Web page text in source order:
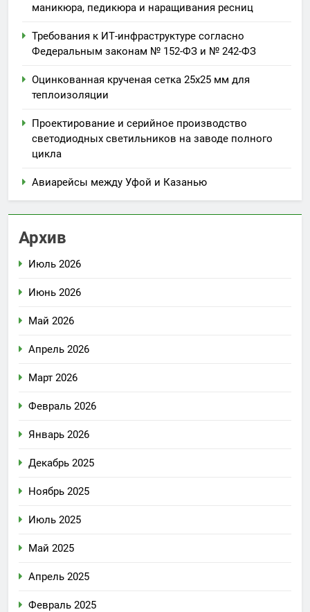
маникюра, педикюра и наращивания ресниц
Требования к ИТ-инфраструктуре согласно
Федеральным законам № 152-ФЗ и № 242-ФЗ
Оцинкованная крученая сетка 25х25 мм для
теплоизоляции
Проектирование и серийное производство
светодиодных светильников на заводе полного
цикла
Авиарейсы между Уфой и Казанью
Архив
Июль 2026
Июнь 2026
Май 2026
Апрель 2026
Март 2026
Февраль 2026
Январь 2026
Декабрь 2025
Ноябрь 2025
Июль 2025
Май 2025
Апрель 2025
Февраль 2025